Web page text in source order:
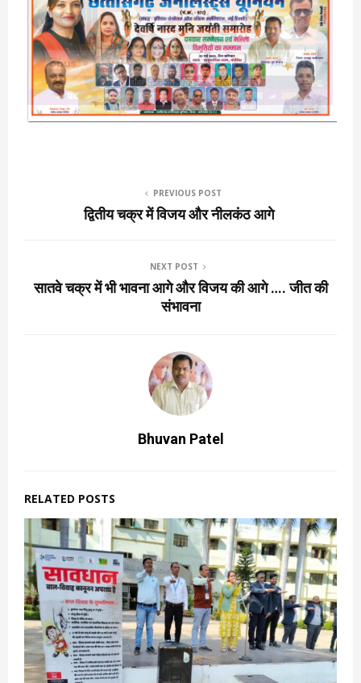
PREVIOUS POST
द्वितीय चक्र में विजय और नीलकंठ आगे
NEXT POST
सातवे चक्र में भी भावना आगे और विजय की आगे …. जीत की
संभावना
Bhuvan Patel
RELATED POSTS